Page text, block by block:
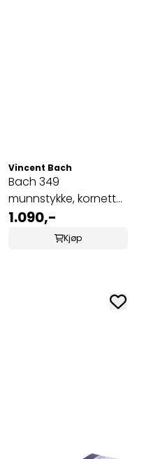
Vincent Bach
Bach 349
munnstykke, kornett
17C
1.090,-
Kjøp